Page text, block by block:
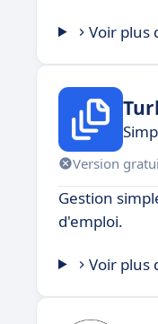
Voir plus
Version
Gestion
d'emploi.
Voir plus